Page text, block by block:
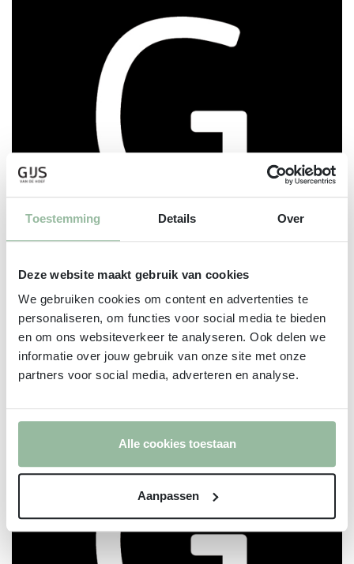
Toestemming Details Over
Deze website maakt gebruik van cookies
We gebruiken cookies om content en advertenties te
personaliseren, om functies voor social media te bieden
en om ons websiteverkeer te analyseren. Ook delen we
informatie over jouw gebruik van onze site met onze
partners voor social media, adverteren en analyse.
Alle cookies toestaan
Aanpassen
Geschenken